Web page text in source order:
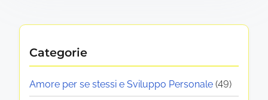
Categorie
Amore per se stessi e Sviluppo Personale (49)